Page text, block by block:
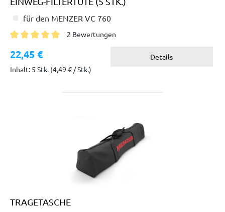
für den MENZER VC 760
2 Bewertungen
22,45 €
Inhalt: 5 Stk. (4,49 € / Stk.)
Details
TRAGETASCHE